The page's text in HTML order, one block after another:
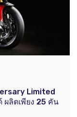
Limited
ผลิตเพียง 25 คัน